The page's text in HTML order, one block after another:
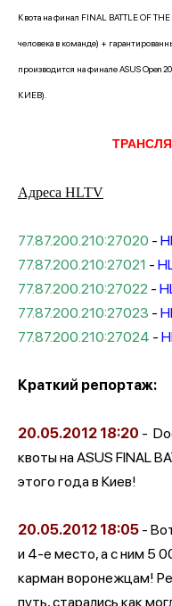
Квота на финал FINAL BATTLE OF
человека в команде) +
производится на финале ASUS Open
КИЕВ).
Адреса HLTV
77.87.200.210:27020 -
77.87.200.210:27021 -
77.87.200.210:27022 -
77.87.200.210:27023 -
77.87.200.210:27024 -
Краткий репортаж:
20.05.2012 18:20 -
квоты на ASUS FINAL
этого года в Киев!
20.05.2012 18:05 -
и 4-е место, а с ним 5
карман воронежцам!
путь, старались как